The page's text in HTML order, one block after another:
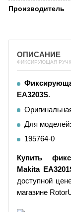
Производитель
ОПИСАНИЕ
ФИКСИРУЮЩАЯ
EA3203S.
Для
195764-0
Купить
Makita
доступной
магазине